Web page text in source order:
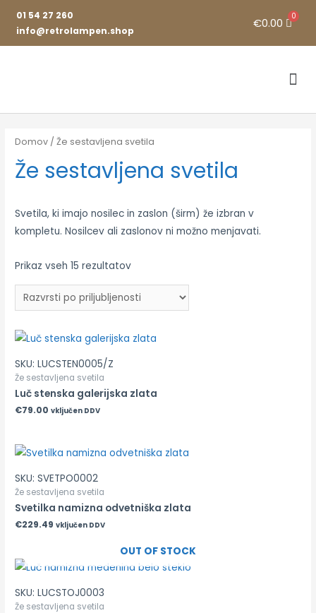
01 54 27 260
info@retrolampen.shop
€0.00
Domov / Že sestavljena svetila
Že sestavljena svetila
Svetila, ki imajo nosilec in zaslon (širm) že izbran v
kompletu. Nosilcev ali zaslonov ni možno menjavati.
Prikaz vseh 15 rezultatov
SKU: LUCSTEN0005/Z
Že sestavljena svetila
Luč stenska galerijska zlata
€79.00 vključen DDV
SKU: SVETPO0002
Že sestavljena svetila
Svetilka namizna odvetniška zlata
€229.49 vključen DDV
OUT OF STOCK
SKU: LUCSTOJ0003
Že sestavljena svetila